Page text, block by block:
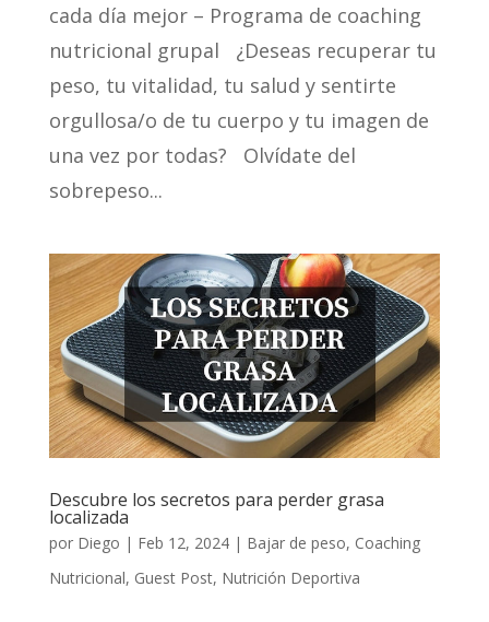
cada día mejor – Programa de coaching
nutricional grupal ¿Deseas recuperar tu
peso, tu vitalidad, tu salud y sentirte
orgullosa/o de tu cuerpo y tu imagen de
una vez por todas? Olvídate del
sobrepeso...
Descubre los secretos para perder grasa
localizada
por Diego | Feb 12, 2024| Bajar de peso, Coaching
Nutricional, Guest Post, Nutrición Deportiva